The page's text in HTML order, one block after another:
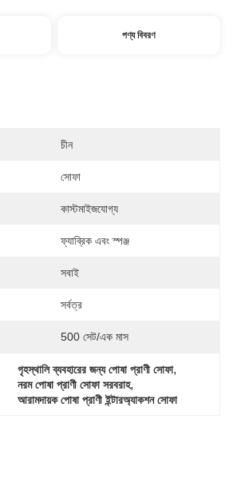
পণ্য বিবরণ
চীন
সোফা
কাস্টমাইজযোগ্য
ফ্যাব্রিক এবং স্পঞ্জ
সবাই
সর্বত্র
500 সেট/এক মাস
গৃহস্থালি ব্যবহারের জন্য পোষা প্রাণী সোফা,
নরম পোষা প্রাণী সোফা সরবরাহ,
আরামদায়ক পোষা প্রাণী ইন্টারঅ্যাকশন সোফা